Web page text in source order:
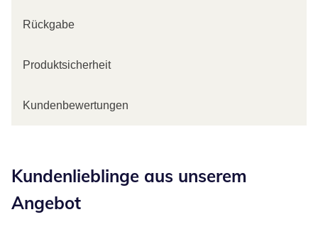
Rückgabe
Produktsicherheit
Kundenbewertungen
Kundenlieblinge aus unserem
Angebot